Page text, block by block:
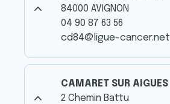
84000 AVIGNON
04 90 87 63 56
cd84@ligue-cancer.net
CAMARET SUR AIGUES
2 Chemin Battu